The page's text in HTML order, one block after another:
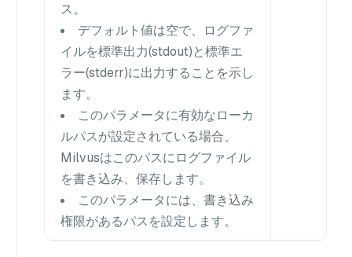
ス。
デフォルト値は空で、ログファ
イルを標準出力(stdout)と標準エ
ラー(stderr)に出力することを示し
ます。
このパラメータに有効なローカ
ルパスが設定されている場合、
Milvusはこのパスにログファイル
を書き込み、保存します。
このパラメータには、書き込み
権限があるパスを設定します。